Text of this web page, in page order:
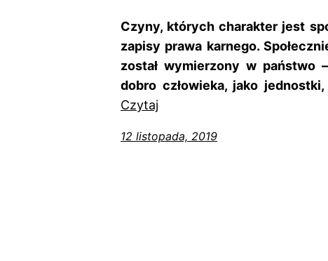
Czyny, których charakter jest
zapisy prawa karnego.
został wymierzony w państwo
dobro człowieka, jako
Czytaj
12 listopada, 2019